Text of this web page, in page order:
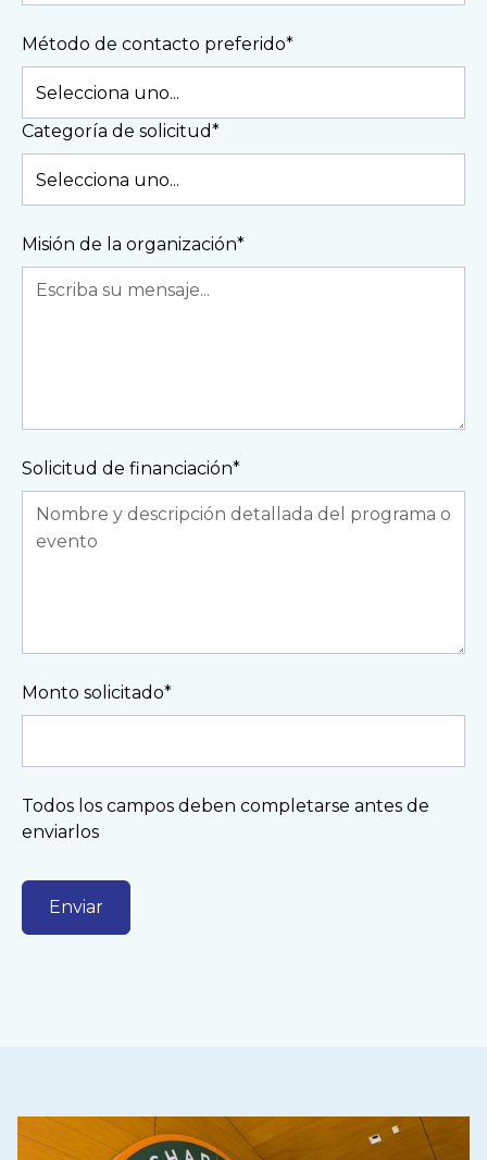
Método de contacto preferido*
Categoría de solicitud*
Misión de la organización*
Solicitud de financiación*
Monto solicitado*
Todos los campos deben completarse antes de
enviarlos